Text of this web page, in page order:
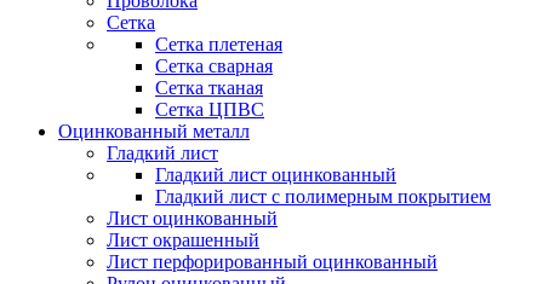
Сетка
Сетка плетеная
Сетка сварная
Сетка тканая
Сетка ЦПВС
Оцинкованный металл
Гладкий лист
Гладкий лист оцинкованный
Гладкий лист с полимерным покрытием
Лист оцинкованный
Лист окрашенный
Лист перфорированный оцинкованный